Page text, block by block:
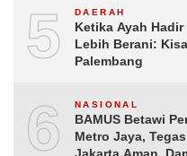
5 DAERAH
Ketika Ayah
Lebih Berani:
Palembang
6 NASIONAL
BAMUS Betawi
Metro Jaya,